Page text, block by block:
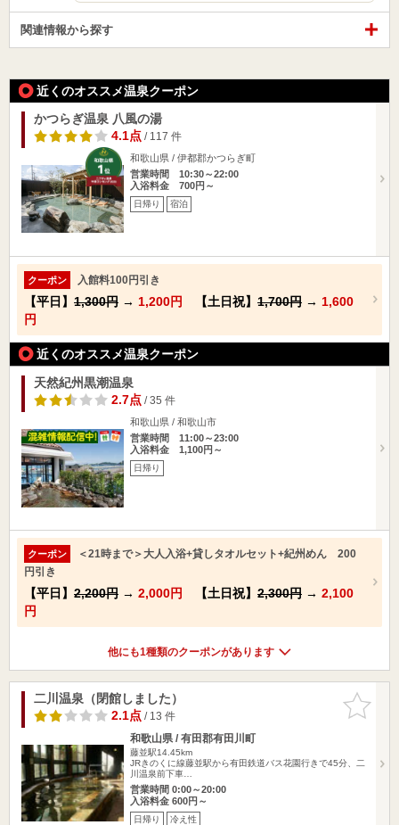
関連情報から探す
近くのオススメ温泉クーポン
かつらぎ温泉 八風の湯
4.1点/ 117 件
和歌山県 / 伊都郡かつらぎ町
営業時間 10:30～22:00
入浴料金 700円～
日帰り 宿泊
クーポン 入館料100円引き
【平日】 1,300円 → 1,200円 【土日祝】 1,700円 → 1,600
円
近くのオススメ温泉クーポン
天然紀州黒潮温泉
2.7点/ 35 件
和歌山県 / 和歌山市
営業時間 11:00～23:00
入浴料金 1,100円～
日帰り
クーポン
＜21時まで＞大人入浴+貸しタオルセット+紀州めん 200
円引き
【平日】 2,200円 → 2,000円 【土日祝】 2,300円 → 2,100
円
他にも1種類のクーポンがあります
お気に入
りに追加
二川温泉（閉館しました）
2.1点/ 13 件
和歌山県 / 有田郡有田川町
藤並駅14.45km
JRきのくに線藤並駅から有田鉄道バス花園行きで45分、二
川温泉前下車…
営業時間 0:00～20:00
入浴料金 600円～
日帰り 冷え性